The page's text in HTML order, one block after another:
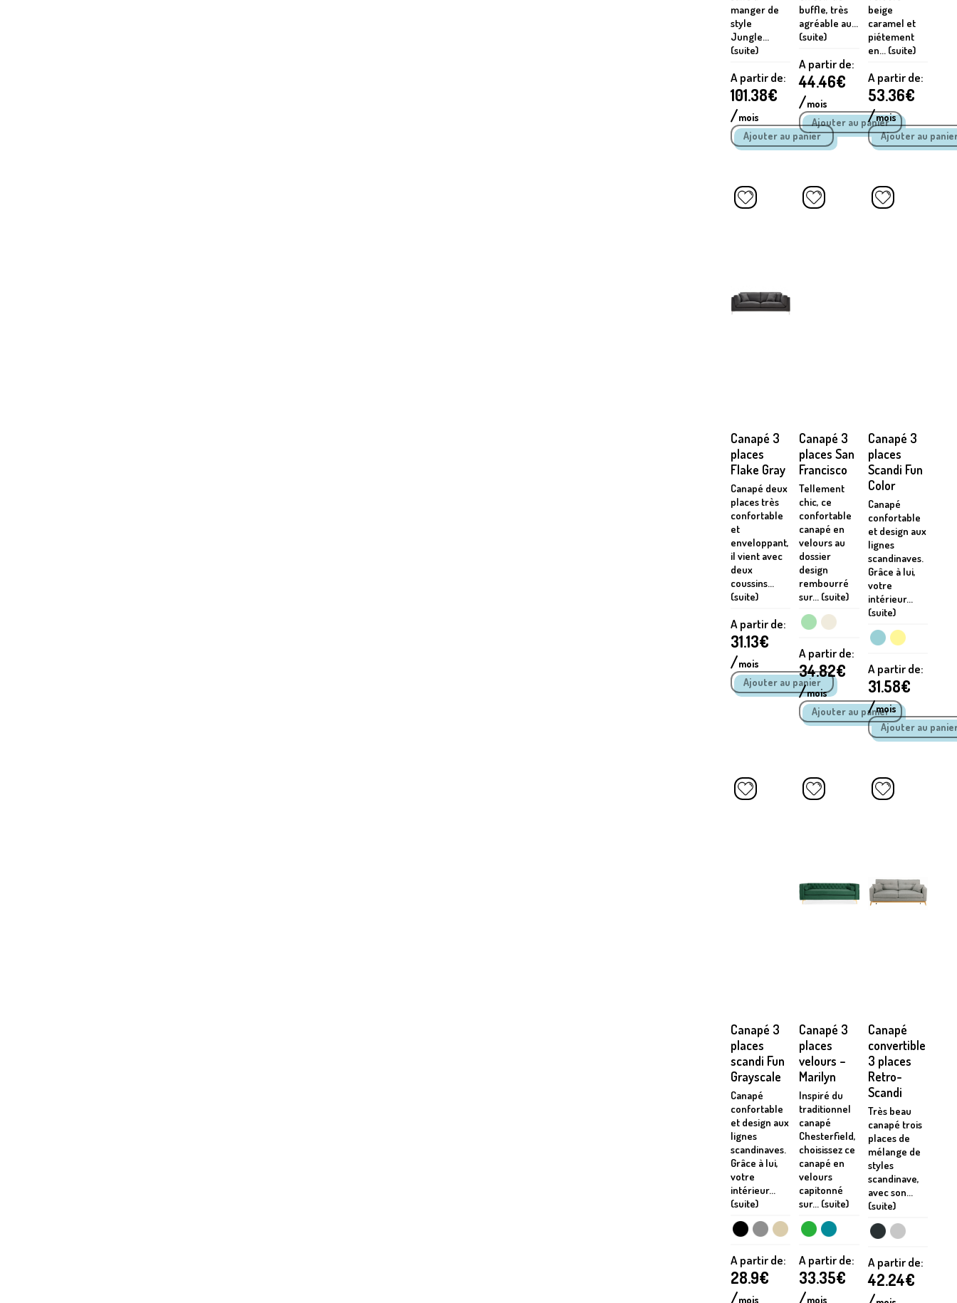
manger de
style
Jungle...
(suite)
A partir de:
101.38€
/mois
buffle, très
agréable au...
(suite)
A partir de:
44.46€
/mois
beige
caramel et
piétement
en... (suite)
A partir de:
53.36€
/mois
Canapé 3
places
Flake Gray
Canapé deux
places très
confortable
et
enveloppant,
il vient avec
deux
coussins...
(suite)
A partir de:
31.13€
/mois
Canapé 3
places San
Francisco
Tellement
chic, ce
confortable
canapé en
velours au
dossier
design
rembourré
sur... (suite)
A partir de:
34.82€
/mois
Canapé 3
places
Scandi Fun
Color
Canapé
confortable
et design aux
lignes
scandinaves.
Grâce à lui,
votre
intérieur...
(suite)
A partir de:
31.58€
/mois
Canapé 3
places
scandi Fun
Grayscale
Canapé
confortable
et design aux
lignes
scandinaves.
Grâce à lui,
votre
intérieur...
(suite)
A partir de:
28.9€
/mois
Canapé 3
places
velours –
Marilyn
Inspiré du
traditionnel
canapé
Chesterfield,
choisissez ce
canapé en
velours
capitonné
sur... (suite)
A partir de:
33.35€
/mois
Canapé
convertible
3 places
Retro-
Scandi
Très beau
canapé trois
places de
mélange de
styles
scandinave,
avec son...
(suite)
A partir de:
42.24€